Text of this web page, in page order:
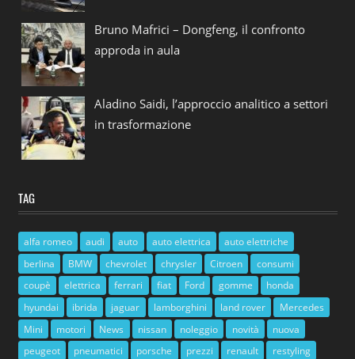
Bruno Mafrici – Dongfeng, il confronto
approda in aula
Aladino Saidi, l’approccio analitico a settori
in trasformazione
TAG
alfa romeo audi auto auto elettrica
auto elettriche
berlina
BMW chevrolet chrysler Citroen
consumi
coupè
elettrica ferrari fiat Ford gomme
honda
hyundai
ibrida jaguar lamborghini land rover
Mercedes
Mini
motori News nissan noleggio novità
nuova
peugeot
pneumatici porsche prezzi renault
restyling